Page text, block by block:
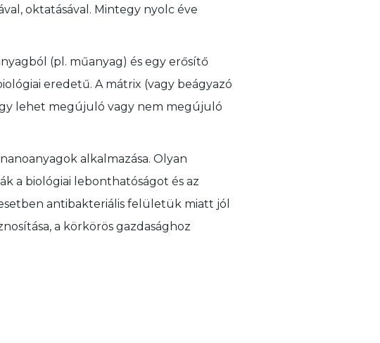
oktatásával. Mintegy nyolc éve
(pl. műanyag) és egy erősítő
eredetű. A mátrix (vagy beágyazó
lehet megújuló vagy nem megújuló
alkalmazása. Olyan
a biológiai lebonthatóságot és az
antibakteriális felületük miatt jól
a körkörös gazdasághoz